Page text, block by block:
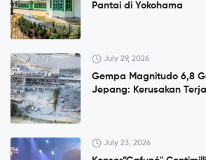
Pantai di Yokohama
July 29, 2026
Gempa Magnitudo 6,8
Jepang: Kerusakan
July 23, 2026